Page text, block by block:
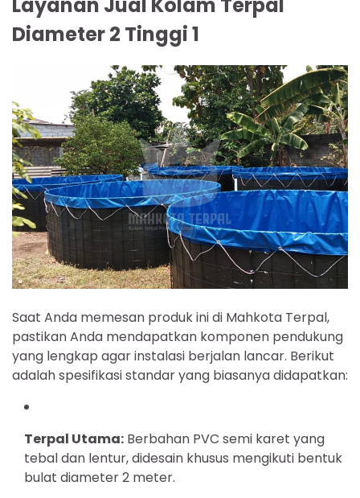
Diameter 2 Tinggi 1
Saat Anda memesan produk ini di Mahkota Terpal,
pastikan Anda mendapatkan komponen pendukung
yang lengkap agar instalasi berjalan lancar. Berikut
adalah spesifikasi standar yang biasanya didapatkan:
Terpal Utama: Berbahan PVC semi karet yang
tebal dan lentur, didesain khusus mengikuti bentuk
bulat diameter 2 meter.